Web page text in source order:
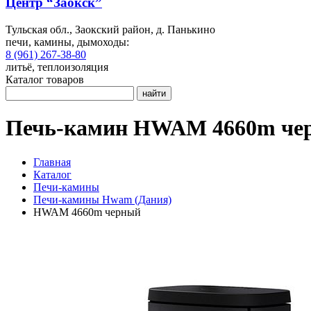
Тульская обл., Заокский район, д. Панькино
печи, камины, дымоходы:
8 (961) 267-38-80
литьё, теплоизоляция
Каталог товаров
найти
Печь-камин HWAM 4660m
Главная
Каталог
Печи-камины
Печи-камины Hwam (Дания)
HWAM 4660m черный